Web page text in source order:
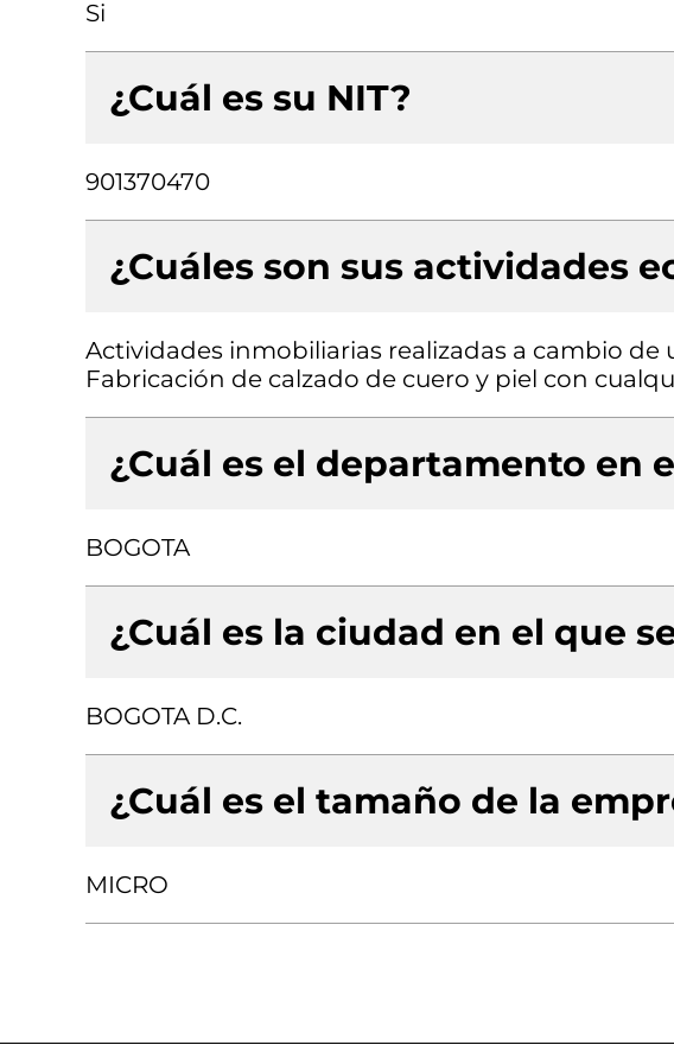
Si
¿Cuál es su NIT?
901370470
¿Cuáles son sus actividades
Actividades inmobiliarias realizadas a cambio
Fabricación de calzado de cuero y piel con
¿Cuál es el departamento en
BOGOTA
¿Cuál es la ciudad en el que
BOGOTA D.C.
¿Cuál es el tamaño de la
MICRO